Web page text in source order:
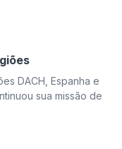
DACH, Espanha e
sua missão de